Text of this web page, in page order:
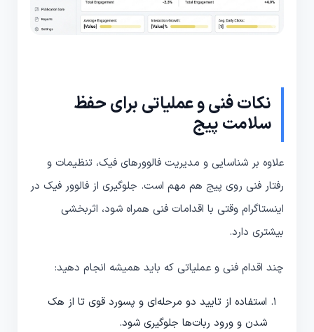
نکات فنی و عملیاتی برای حفظ
سلامت پیج
علاوه بر شناسایی و مدیریت فالوورهای فیک، تنظیمات و
رفتار فنی روی پیج هم مهم است. جلوگیری از فالوور فیک در
اینستاگرام وقتی با اقدامات فنی همراه شود، اثربخشی
بیشتری دارد.
چند اقدام فنی و عملیاتی که باید همیشه انجام دهید:
استفاده از تایید دو مرحله‌ای و پسورد قوی تا از هک
شدن و ورود ربات‌ها جلوگیری شود.